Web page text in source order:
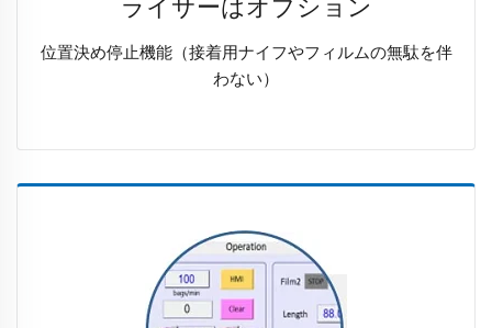
ライサーはオプション
位置決め停止機能（接着用ナイフやフィルムの無駄を伴
わない）